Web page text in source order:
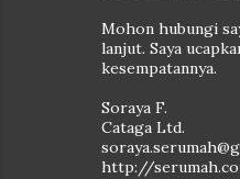
Mohon hubungi
lanjut. Saya
kesempatannya.
Soraya F.
Cataga Ltd.
http://